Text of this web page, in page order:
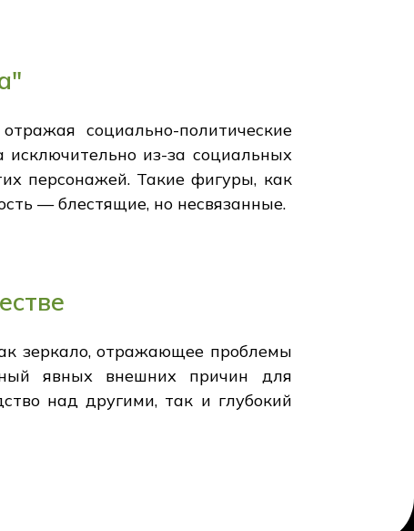
социально-политические
исключительно из-за социальных
персонажей. Такие фигуры, как
— блестящие, но несвязанные.
зеркало, отражающее проблемы
явных внешних причин для
над другими, так и глубокий